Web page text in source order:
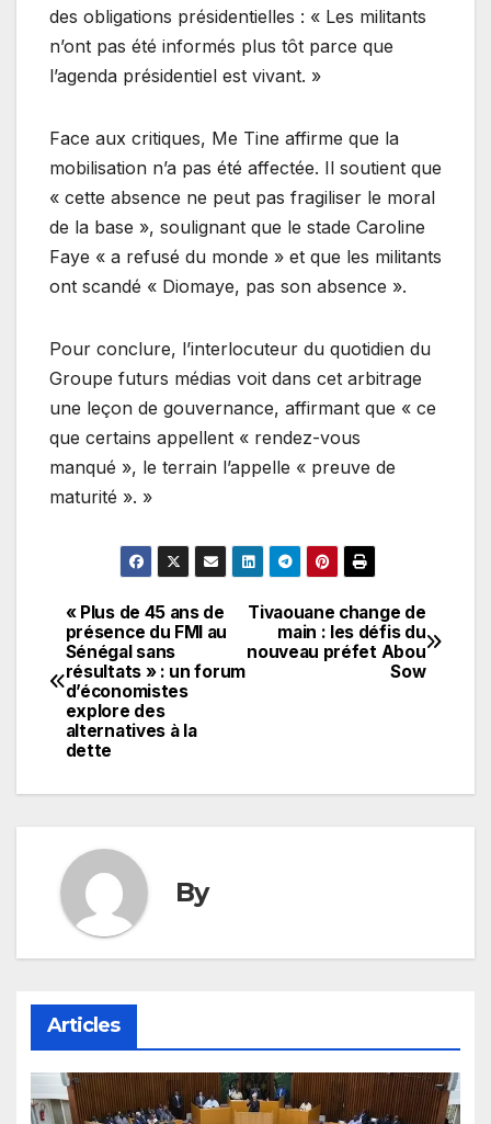
des obligations présidentielles : « Les militants
n’ont pas été informés plus tôt parce que
l’agenda présidentiel est vivant. »
Face aux critiques, Me Tine affirme que la
mobilisation n’a pas été affectée. Il soutient que
« cette absence ne peut pas fragiliser le moral
de la base », soulignant que le stade Caroline
Faye « a refusé du monde » et que les militants
ont scandé « Diomaye, pas son absence ».
Pour conclure, l’interlocuteur du quotidien du
Groupe futurs médias voit dans cet arbitrage
une leçon de gouvernance, affirmant que « ce
que certains appellent « rendez-vous
manqué », le terrain l’appelle « preuve de
maturité ». »
Navigation
de
l’article
Tivaouane change de
main : les défis du
nouveau préfet Abou
Sow
« Plus de 45 ans de
présence du FMI au
Sénégal sans
résultats » : un forum
d’économistes
explore des
alternatives à la
dette
By
Articles